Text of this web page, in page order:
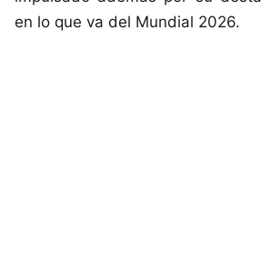
en lo que va del Mundial 2026.